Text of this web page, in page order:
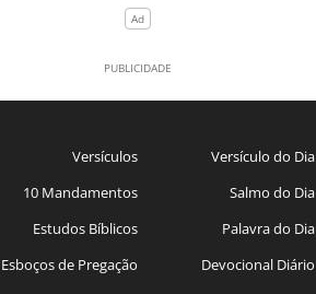
Versículos
10 Mandamentos
Estudos Bíblicos
Esboços de Pregação
Versículo do Dia
Salmo do Dia
Palavra do Dia
Devocional Diário